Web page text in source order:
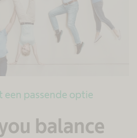
een passende optie
balance